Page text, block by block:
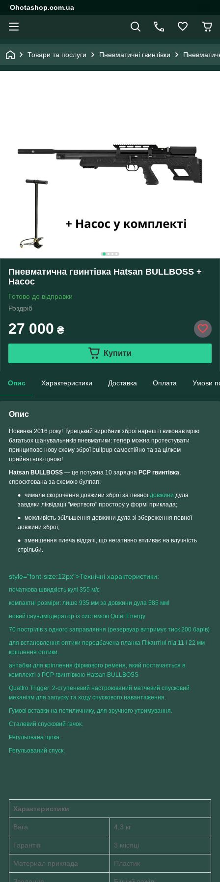
Ohotashop.com.ua
Товари та послуги Пневматичні гвинтівки
Пневматична гвинтівка Hatsan BULLBOSS +
Насос
Готово до відправки
Роздріб
27 000 ₴
Купити
Опис Характеристики Доставка Оплата Умови
Опис
Новинка 2016 року! Турецький виробник зброї нарешті виконав мрію
багатьох шанувальників пневматики: тепер можна протестувати
принципово нову схему зброї bullpup самостійно та за цілком
прийнятною ціною!
Hatsan BULLBOSS — це потужна 10 зарядна PCP гвинтівка
спроєктована за схемою булпап:
чимале скорочення довжини зброї за певної довжини дула
завдяки ліквідації "мертвого" простору у формі приклада;
можливість збільшення довжини дула зі збереження певної
довжини зброї;
зменшення плеча віддачі, що негативно впливає на влучність
стрільби.
style="font-size:12px">Технічні характеристики:
початкова швидкість кулі 355 м/с
компактні розміри: лише 935 мм за довжини дула 585 мм!
новий саундмодератор із системою Quiet Energy
70 пострілів з одного заправляння (резервуар витримує тиск 200 барів)
для встановлення оптики передбачена планка Пікантіні під 11 і 22 мм
кріплення оптики.
антабки для кріплення фірмового ременя, який постачається в
комплекті з PCP гвинтівкою Hatsan BULLBOSS
Quattro Trigger: 2-ступеневий настроюваний матчевий спусковий
механізм для запуску та ходу спускового навантаження.
Гумові вставки на потиличнику, для зручного утримування.
Сталевий спусковий гачок.
Регульована щока.
Регульований спуск.
Характеристики
Вага 4,3 кг
Гарантія 3 місяці
Материал приклада Пластик